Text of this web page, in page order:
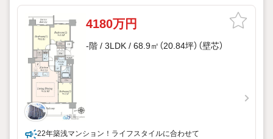
4180万円
-階 / 3LDK / 68.9㎡（20.84坪）（壁芯）
22年築浅マンション！ライフスタイルに合わせて